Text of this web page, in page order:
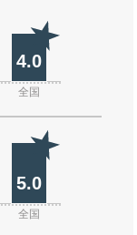
4.0
全国
5.0
全国